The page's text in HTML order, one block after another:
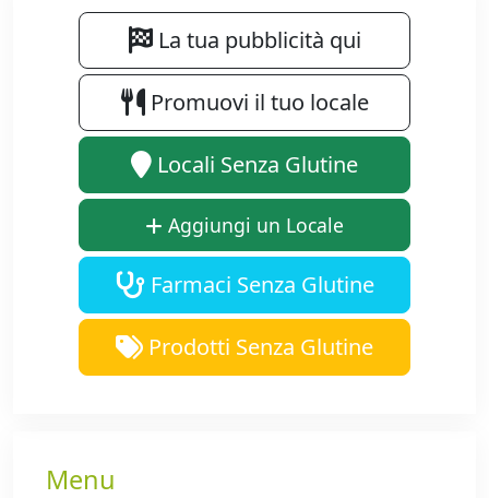
La tua pubblicità qui
Promuovi il tuo locale
Locali Senza Glutine
Aggiungi un Locale
Farmaci Senza Glutine
Prodotti Senza Glutine
Menu